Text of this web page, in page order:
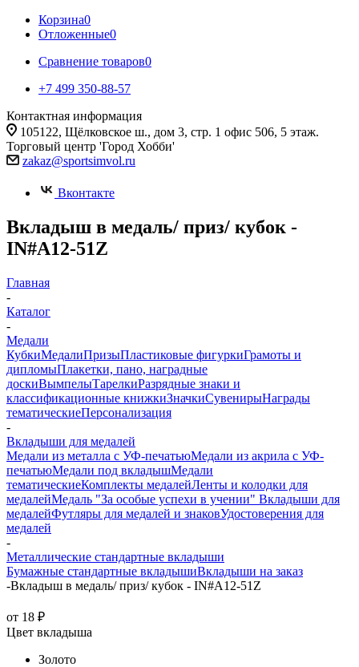
Корзина0
Отложенные0
Сравнение товаров0
+7 499 350-88-57
Контактная информация
105122, Щёлковское ш., дом 3, стр. 1 офис 506, 5 этаж.
Торговый центр 'Город Хобби'
zakaz@sportsimvol.ru
Вконтакте
Вкладыш в медаль/ приз/ кубок -
IN#A12-51Z
Главная
-
Каталог
-
Медали
КубкиМедалиПризыПластиковые фигуркиГрамоты и
дипломыПлакетки, пано, наградные
доскиВымпелыТарелкиРазрядные знаки и
классификационные книжкиЗначкиСувенирыНаграды
тематическиеПерсонализация
-
Вкладыши для медалей
Медали из металла с УФ-печатьюМедали из акрила с УФ-
печатьюМедали под вкладышМедали
тематическиеКомплекты медалейЛенты и колодки для
медалейМедаль "За особые успехи в учении" Вкладыши для
медалейФутляры для медалей и знаковУдостоверения для
медалей
-
Металлические стандартные вкладыши
Бумажные стандартные вкладышиВкладыши на заказ
-Вкладыш в медаль/ приз/ кубок - IN#A12-51Z
от 18 ₽
Цвет вкладыша
Золото